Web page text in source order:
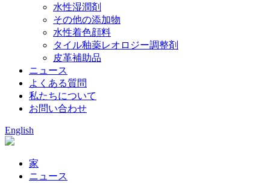
水性湿潤剤
その他の添加物
水性着色顔料
タイル釉薬レオロジー調整剤
皮革補助品
ニュース
よくある質問
私たちについて
お問い合わせ
English
家
ニュース